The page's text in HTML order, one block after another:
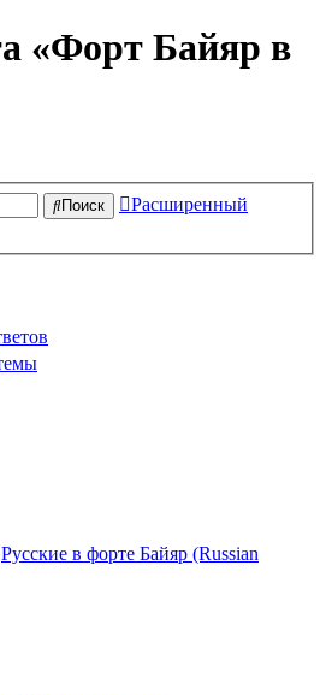
«Форт Байяр в
Поиск
Расширенный
Русские в форте Байяр (Russian